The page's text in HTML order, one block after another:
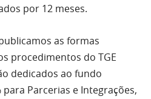
por 12 meses.
as formas
procedimentos do TGE
dedicados ao fundo
para Parcerias e Integrações,